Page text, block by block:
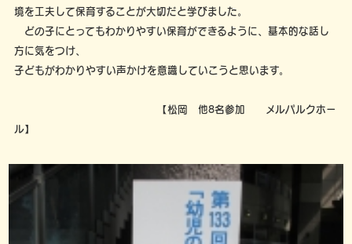
境を工夫して保育することが大切だと学びました。
どの子にとってもわかりやすい保育ができるように、基本的な話し
方に気をつけ、
子どもがわかりやすい声かけを意識していこうと思います。
【松岡 他8名参加 メルパルクホー
ル】